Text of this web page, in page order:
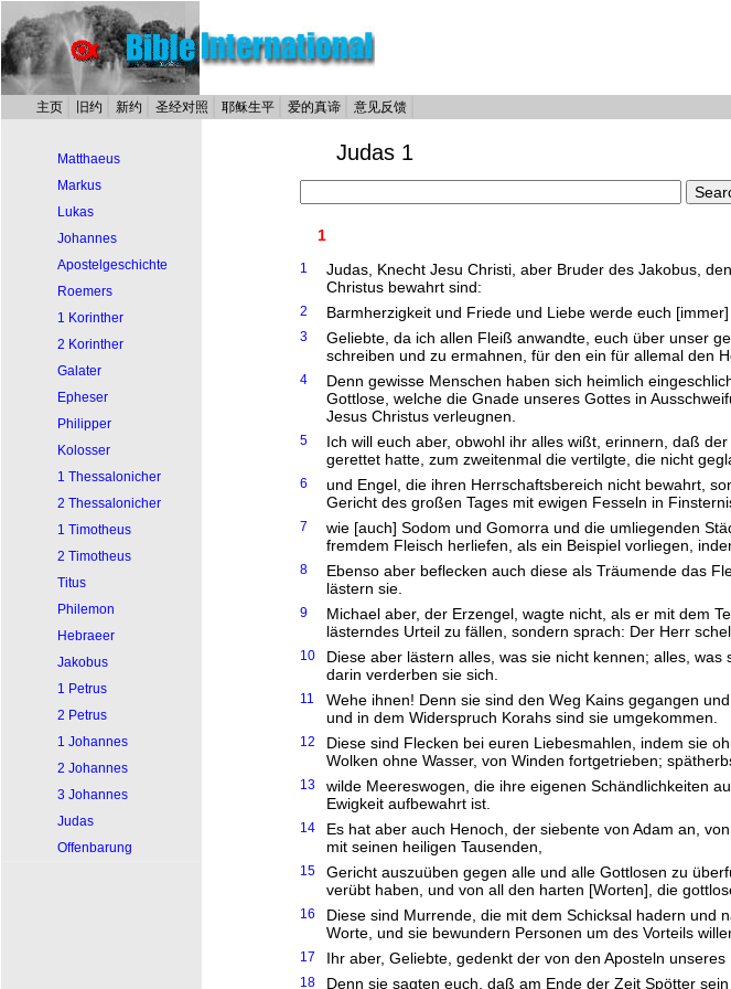
主页 旧约 新约 圣经对照 耶稣生平 爱的真谛 意见反馈
Matthaeus
Markus
Lukas
Johannes
Apostelgeschichte
Roemers
1 Korinther
2 Korinther
Galater
Epheser
Philipper
Kolosser
1 Thessalonicher
2 Thessalonicher
1 Timotheus
2 Timotheus
Titus
Philemon
Hebraeer
Jakobus
1 Petrus
2 Petrus
1 Johannes
2 Johannes
3 Johannes
Judas
Offenbarung
Judas 1
1
1
Judas, Knecht Jesu Christi, aber Bruder des Jakobus,
Christus bewahrt sind:
2 Barmherzigkeit und Friede und Liebe werde euch
3
Geliebte, da ich allen Fleiß anwandte, euch über unser
schreiben und zu ermahnen, für den ein für allemal den
4
Denn gewisse Menschen haben sich heimlich
Gottlose, welche die Gnade unseres Gottes in
Jesus Christus verleugnen.
5
Ich will euch aber, obwohl ihr alles wißt, erinnern, daß
gerettet hatte, zum zweitenmal die vertilgte, die nicht
6
und Engel, die ihren Herrschaftsbereich nicht bewahrt,
Gericht des großen Tages mit ewigen Fesseln in
7
wie [auch] Sodom und Gomorra und die umliegenden
fremdem Fleisch herliefen, als ein Beispiel vorliegen,
8
Ebenso aber beflecken auch diese als Träumende das
lästern sie.
9
Michael aber, der Erzengel, wagte nicht, als er mit dem
lästerndes Urteil zu fällen, sondern sprach: Der Herr
10
Diese aber lästern alles, was sie nicht kennen; alles,
darin verderben sie sich.
11
Wehe ihnen! Denn sie sind den Weg Kains gegangen
und in dem Widerspruch Korahs sind sie umgekommen.
12
Diese sind Flecken bei euren Liebesmahlen, indem sie
Wolken ohne Wasser, von Winden fortgetrieben;
13
wilde Meereswogen, die ihre eigenen Schändlichkeiten
Ewigkeit aufbewahrt ist.
14
Es hat aber auch Henoch, der siebente von Adam an,
mit seinen heiligen Tausenden,
15
Gericht auszuüben gegen alle und alle Gottlosen zu
verübt haben, und von all den harten [Worten], die
16
Diese sind Murrende, die mit dem Schicksal hadern und
Worte, und sie bewundern Personen um des Vorteils
17 Ihr aber, Geliebte, gedenkt der von den Aposteln
18 Denn sie sagten euch, daß am Ende der Zeit Spötter